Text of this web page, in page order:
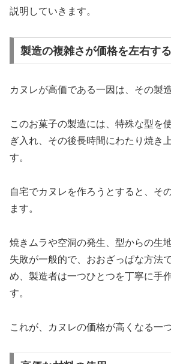
説明していきます。
製造の複雑さが価格を左右する
カヌレが高価である一因は、その製
このお菓子の製造には、特殊な型を
ぎ入れ、その後長時間にわたり焼き
す。
自宅でカヌレを作ろうとすると、そ
ます。
焼きムラや空洞の発生、型からの生
失敗が一般的で、おおざっぱな方法
め、製造者は一つひとつを丁寧に手
す。
これが、カヌレの価格が高くなる一